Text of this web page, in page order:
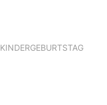
KINDERGEBURTSTAG